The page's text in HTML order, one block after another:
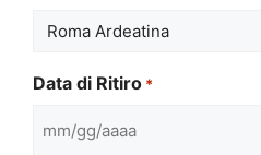
Data di Ritiro *
MM